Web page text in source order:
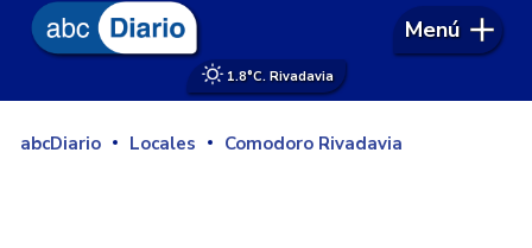
1.8°C. Rivadavia
Menú
abcDiario Locales Comodoro Rivadavia